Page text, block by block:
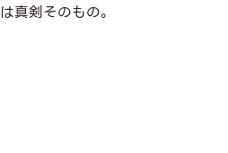
真剣そのもの。